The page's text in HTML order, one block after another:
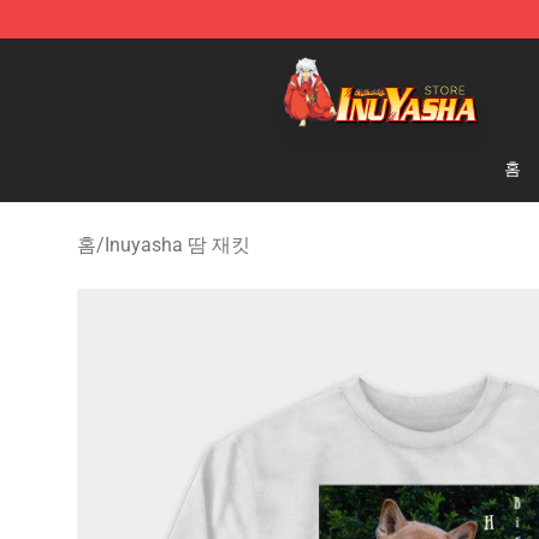
Inuyasha Store - Official Inuyasha Merchandise Shop
홈
홈/Inuyasha 땀 재킷